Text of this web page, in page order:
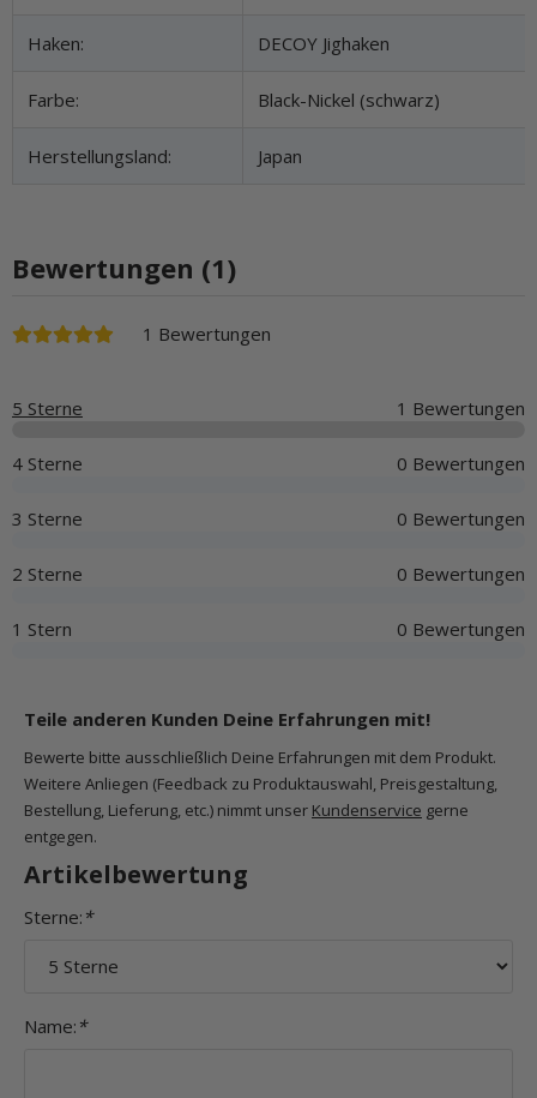
Haken: DECOY Jighaken
Farbe: Black-Nickel (schwarz)
Herstellungsland: Japan
Bewertungen (1)
1 Bewertungen
5 Sterne 1 Bewertungen
4 Sterne 0 Bewertungen
3 Sterne 0 Bewertungen
2 Sterne 0 Bewertungen
1 Stern 0 Bewertungen
Teile anderen Kunden Deine Erfahrungen mit!
Bewerte bitte ausschließlich Deine Erfahrungen mit dem Produkt.
Weitere Anliegen (Feedback zu Produktauswahl, Preisgestaltung,
Bestellung, Lieferung, etc.) nimmt unser Kundenservice gerne
entgegen.
Artikelbewertung
Sterne: *
Name: *